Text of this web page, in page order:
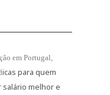
em Portugal,
icas para quem
melhor e